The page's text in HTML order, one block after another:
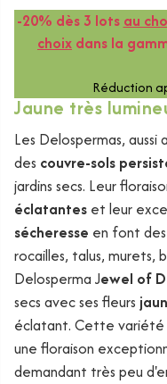
-20% dès 3 lots au
choix dans la
Réduction
Jaune très
Les Delospermas, aussi
des couvre-sols
jardins secs. Leur
éclatantes et leur
sécheresse en font
rocailles, talus, murets,
Delosperma Jewel of
secs avec ses fleurs
éclatant. Cette
une floraison
demandant très peu